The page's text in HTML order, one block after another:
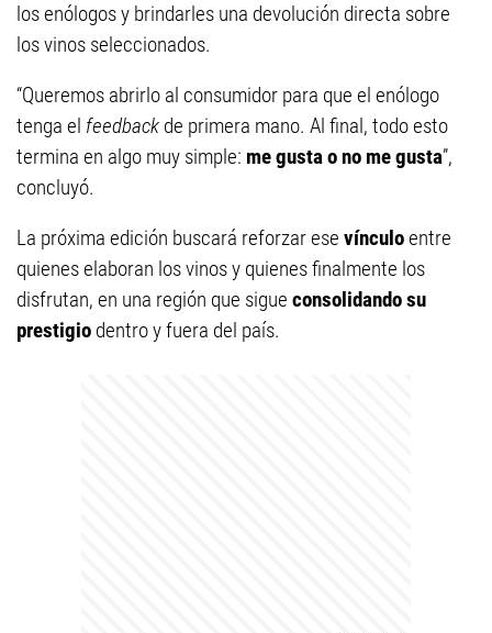
los enólogos y brindarles una devolución directa sobre
los vinos seleccionados.
“Queremos abrirlo al consumidor para que el enólogo
tenga el feedback de primera mano. Al final, todo esto
termina en algo muy simple: me gusta o no me gusta”,
concluyó.
La próxima edición buscará reforzar ese vínculoentre
quienes elaboran los vinos y quienes finalmente los
disfrutan, en una región que sigue consolidando su
prestigio dentro y fuera del país.